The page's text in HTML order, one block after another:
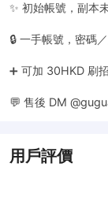
✨ 初始帳號，副本
🔒 一手帳號，密碼
➕ 可加 30HKD 刷
💬 售後 DM
用戶評價